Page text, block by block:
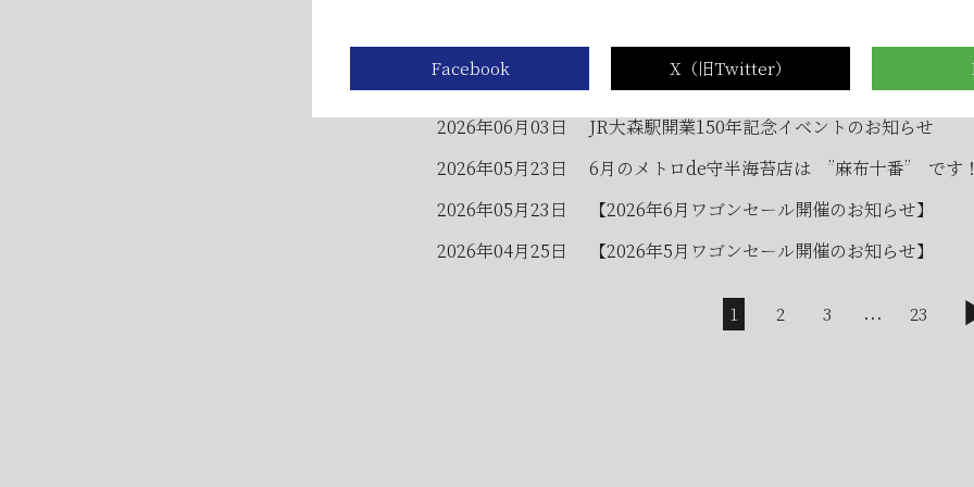
2026年06月28日
【2026年7月ワゴンセール開催のお知らせ】
2026年06月05日
2026年お中元時期の日曜日店舗営業のお知らせ
2026年06月03日
JR大森駅開業150年記念イベントのお知らせ
2026年05月23日
6月のメトロde守半海苔店は ”麻布十番” です！
2026年05月23日
【2026年6月ワゴンセール開催のお知らせ】
2026年04月25日
【2026年5月ワゴンセール開催のお知らせ】
...